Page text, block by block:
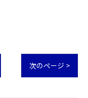
次のページ >